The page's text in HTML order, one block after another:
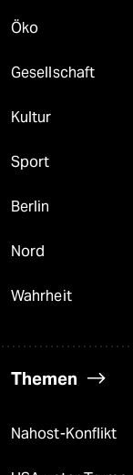
Öko
Gesellschaft
Kultur
Sport
Berlin
Nord
Wahrheit
Themen
Nahost-Konflikt